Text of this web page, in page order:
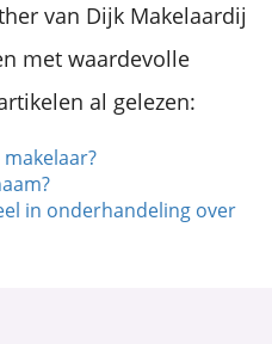
van Dijk Makelaardij
met waardevolle
al gelezen:
in onderhandeling over